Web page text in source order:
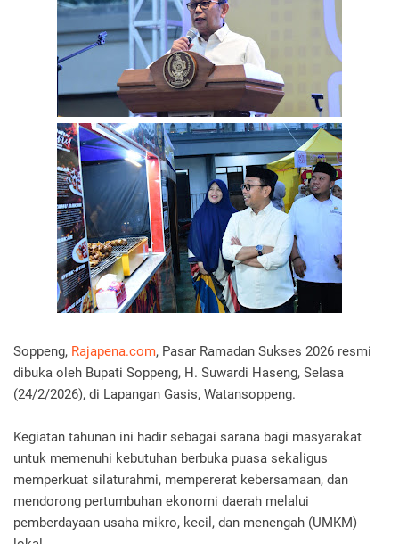
Soppeng, Rajapena.com, Pasar Ramadan Sukses 2026 resmi
dibuka oleh Bupati Soppeng, H. Suwardi Haseng, Selasa
(24/2/2026), di Lapangan Gasis, Watansoppeng.
Kegiatan tahunan ini hadir sebagai sarana bagi masyarakat
untuk memenuhi kebutuhan berbuka puasa sekaligus
memperkuat silaturahmi, mempererat kebersamaan, dan
mendorong pertumbuhan ekonomi daerah melalui
pemberdayaan usaha mikro, kecil, dan menengah (UMKM)